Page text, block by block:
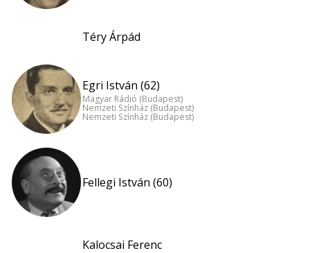
Téry Árpád
Egri István (62)
Magyar Rádió (Budapest)
Nemzeti Színház (Budapest)
Nemzeti Színház (Budapest)
Fellegi István (60)
Kalocsai Ferenc